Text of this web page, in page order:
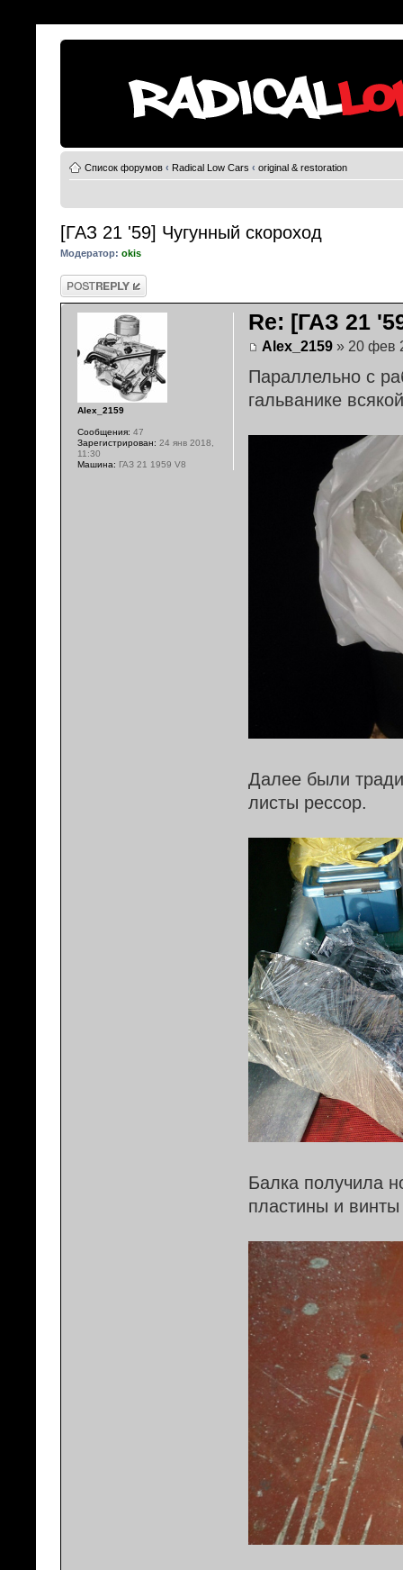
Список форумов ‹ Radical Low Cars ‹ original & restoration
[ГАЗ 21 '59] Чугунный скороход
Модератор: okis
Ответить
Re: [ГАЗ 21
Alex_2159» 20 фев
Параллельно с
гальванике
Далее были
листы рессор.
Балка получила
пластины и
Alex_2159
Сообщения: 47
Зарегистрирован: 24 янв 2018,
11:30
Машина: ГАЗ 21 1959 V8